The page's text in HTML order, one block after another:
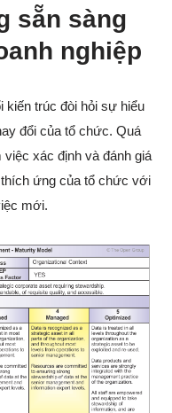
sẵn sàng
nghiệp
kiến trúc đòi hỏi sự hiểu
đổi của tổ chức. Quá
xác định và đánh giá
ứng của tổ chức với
mới.